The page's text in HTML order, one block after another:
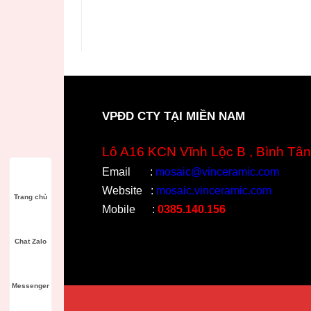
VPĐD CTY TẠI MIỀN NAM
Lô A16 KCN Vĩnh Lộc B , Bình Tân
Email : mosaic@vinceramic.com
Website
: mosaic.vinceramic.com
Mobile
: 0385.140.156
Trang chủ
Chat Zalo
Messenger